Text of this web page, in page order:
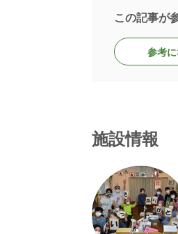
この記事が
参考
施設情報